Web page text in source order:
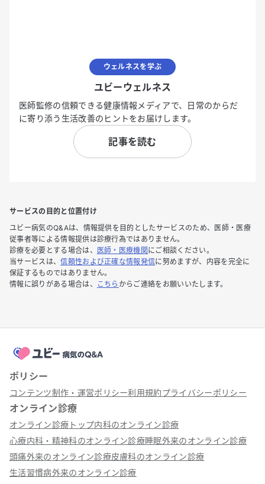
ウェルネスを学ぶ
ユビーウェルネス
医師監修の信頼できる健康情報メディアで、日常のからだ
に寄り添う生活改善のヒントをお届けします。
記事を読む
サービスの目的と位置付け
ユビー病気のQ&Aは、情報提供を目的としたサービスのため、医師・医療
従事者等による情報提供は診療行為ではありません。
診療を必要とする場合は、
医師・医療機関 にご相談ください。
当サービスは、信頼性および正確な情報発信に努めますが、内容を完全に
保証するものではありません。
情報に誤りがある場合は、
こちら からご連絡をお願いいたします。
ポリシー
コンテンツ制作・運営ポリシー利用規約プライバシーポリシー
オンライン診療
オンライン診療トップ内科のオンライン診療
心療内科・精神科のオンライン診療睡眠外来のオンライン診療
頭痛外来のオンライン診療皮膚科のオンライン診療
生活習慣病外来のオンライン診療